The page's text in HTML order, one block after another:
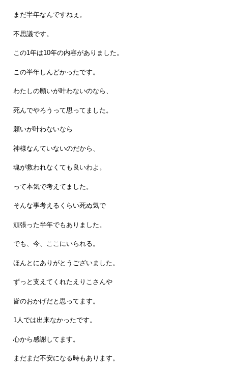
まだ半年なんですねぇ。
不思議です。
この1年は10年の内容がありました。
この半年しんどかったです。
わたしの願いが叶わないのなら、
死んでやろうって思ってました。
願いが叶わないなら
神様なんていないのだから、
魂が救われなくても良いわよ。
って本気で考えてました。
そんな事考えるくらい死ぬ気で
頑張った半年でもありました。
でも、今、ここにいられる。
ほんとにありがとうございました。
ずっと支えてくれたえりこさんや
皆のおかげだと思ってます。
1人では出来なかったです。
心から感謝してます。
まだまだ不安になる時もあります。